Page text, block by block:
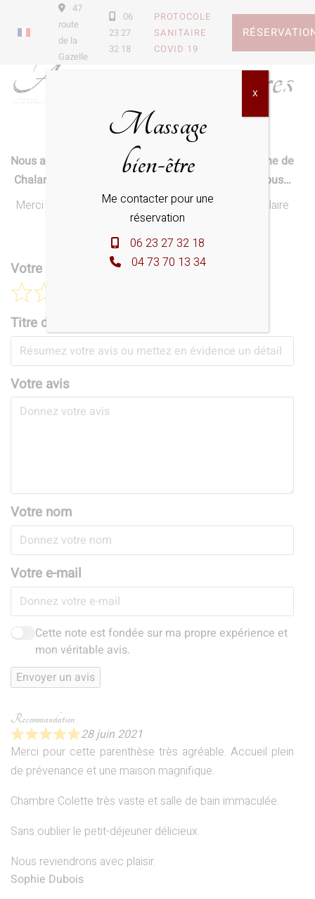
47
route
de la
Gazelle
06
23 27
32 18
PROTOCOLE
SANITAIRE
COVID 19
Avis et commentaires
Nous apprécions de recueillir vos avis sur le Domaine de
Chalaniat, sur la région ou sur votre séjour parmi nous…
Merci de nous laisser vos commentaire via le formulaire
ci-contre.
Votre note globale
Titre de votre avis
Votre avis
Votre nom
Votre e-mail
Cette note est fondée sur ma propre expérience et
mon véritable avis.
Envoyer un avis
Recommandation
28 juin 2021
Merci pour cette parenthèse très agréable. Accueil plein
de prévenance et une maison magnifique.
Chambre Colette très vaste et salle de bain immaculée.
Sans oublier le petit-déjeuner délicieux.
Nous reviendrons avec plaisir.
Sophie Dubois
Massage
bien-être
Me contacter pour une
réservation
06 23 27 32 18
04 73 70 13 34
X